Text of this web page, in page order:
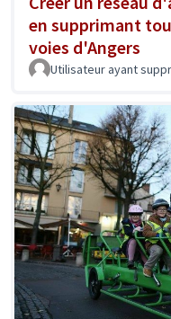
en supprimant
voies d'Angers
Utilisateur ayant